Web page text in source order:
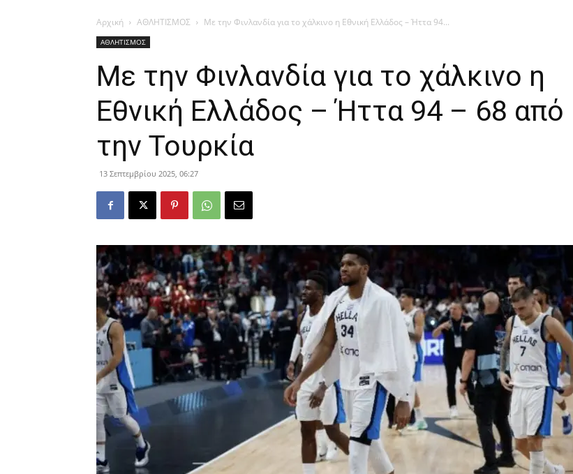
Αρχική ΑΘΛΗΤΙΣΜΟΣ Με την Φινλανδία για το χάλκινο η Εθνική Ελλάδος – Ήττα 94...
ΑΘΛΗΤΙΣΜΟΣ
Με την Φινλανδία για το χάλκινο η
Εθνική Ελλάδος – Ήττα 94 – 68 από
την Τουρκία
13 Σεπτεμβρίου 2025, 06:27